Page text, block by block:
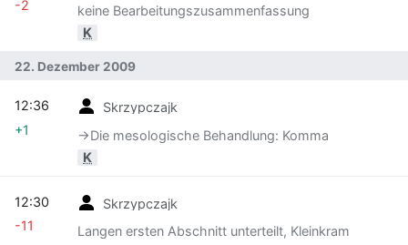
keine Bearbeitungszusammenfassung
K
-2
22. Dezember 2009
Skrzypczajk
→‎Die mesologische Behandlung: Komma
K
12:36
+1
Skrzypczajk
Langen ersten Abschnitt unterteilt, Kleinkram
12:30
-11